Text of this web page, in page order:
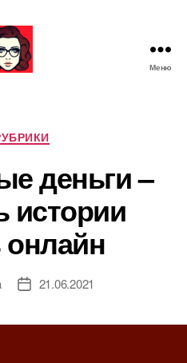
М
а
т
ь
Меню
Р
у
б
р
к
и
деньги –
истории
онлайн
Д 21.06.2021